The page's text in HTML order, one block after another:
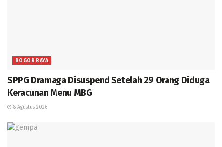
BOGOR RAYA
SPPG Dramaga Disuspend Setelah 29 Orang Diduga
Keracunan Menu MBG
8 Agustus 2026